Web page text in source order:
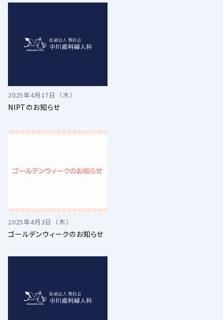
2025年4月17日（木）
NIPTのお知らせ
2025年4月3日（木）
ゴールデンウィークのお知らせ